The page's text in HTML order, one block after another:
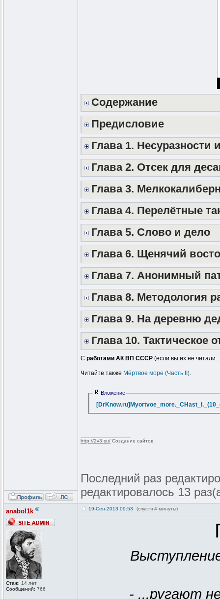
Содержание
Предисловие
Глава 1. Несуразности
Глава 2. Отсек для
Глава 3.
Глава 4. Перелётные
Глава 5. Слово и дело
Глава 6. Щенячий
Глава 7. Анонимный
Глава 8. Методология
Глава 9. На деревню
Глава 10. Тактическое
С работами АК ВП СССР (если вы их не
Читайте также Мёртвое море (Часть II).
Вложение
http://2v3.su/ Создание сайтов
Последний раз
редактировалось 13
anabol1k ®
Стаж: 14 лет
Сообщений: 766
19-Сен-2013 09:53 (спустя 4 минуты)
- ...ругают